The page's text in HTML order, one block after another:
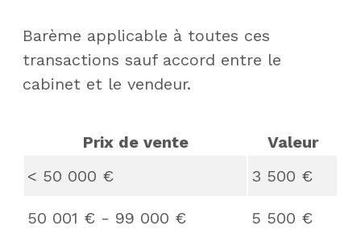
Barème applicable à toutes ces
transactions sauf accord entre le
cabinet et le vendeur.
Prix de vente
Valeur
< 50 000 € 3 500 €
50 001 € - 99 000 € 5 500 €